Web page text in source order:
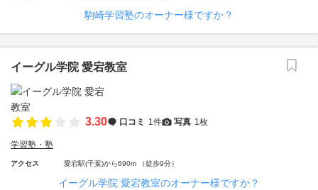
駒崎学習塾のオーナー様ですか？
イーグル学院 愛宕教室
3.30 口コミ 1件 写真 1枚
学習塾・塾
アクセス 愛宕駅(千葉)から690m （徒歩9分）
イーグル学院 愛宕教室のオーナー様ですか？